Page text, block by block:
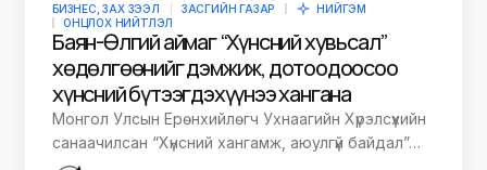
БИЗНЕС, ЗАХ ЗЭЭЛ ЗАСГИЙН ГАЗАР
НИЙГЭМ
ОНЦЛОХ НИЙТЛЭЛ
Баян-Өлгий аймаг “Хүнсний хувьсал”
хөдөлгөөнийг дэмжиж, дотоодоосоо
хүнсний бүтээгдэхүүнээ хангана
Монгол Улсын Ерөнхийлөгч Ухнаагийн Хүрэлсүхийн
санаачилсан “Хүнсний хангамж, аюулгүй байдал”…